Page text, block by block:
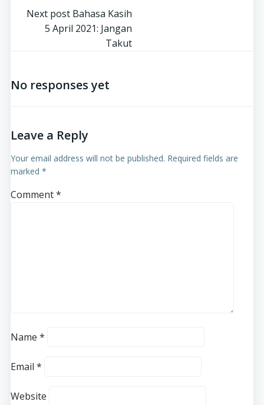
Next post Bahasa Kasih
5 April 2021: Jangan
Takut
No responses yet
Leave a Reply
Your email address will not be published. Required fields are
marked *
Comment*
Name *
Email *
Website